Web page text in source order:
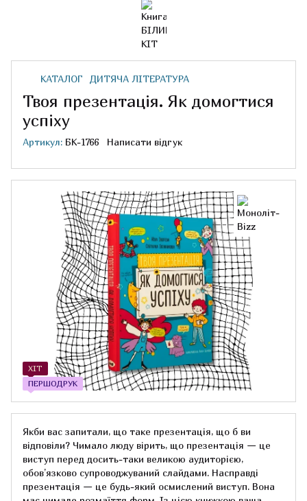
КАТАЛОГ ДИТЯЧА ЛІТЕРАТУРА
Твоя презентація. Як домогтися
успіху
Артикул: БК-1766 Написати відгук
ХІТ
ПЕРШОДРУК
Якби вас запитали, що таке презентація, що б ви
відповіли? Чимало люду вірить, що презентація — це
виступ перед досить-таки великою аудиторією,
обов’язково супроводжуваний слайдами. Насправді
презентація — це будь-який осмислений виступ. Вона